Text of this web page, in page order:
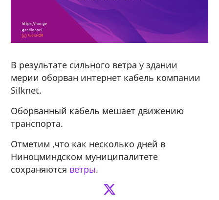
В результате сильного ветра у здании
мерии оборван интернет кабель компании
Silknet.
Оборванный кабель мешает движению
транспорта.
Отметим ,что как несколько дней в
Ниноцминдском муниципалитете
сохраняются ветры.